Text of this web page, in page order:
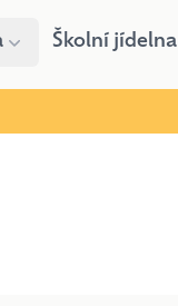
Školní jídelna